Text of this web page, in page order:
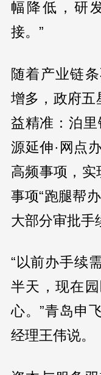
幅降低，研
接。”
随着产业链
增多，政府五
益精准：泊
源延伸·网点
高频事项，实
事项“跑腿帮
大部分审批手
“以前办手续
半天，现在
心。”青岛申
经理王伟说。